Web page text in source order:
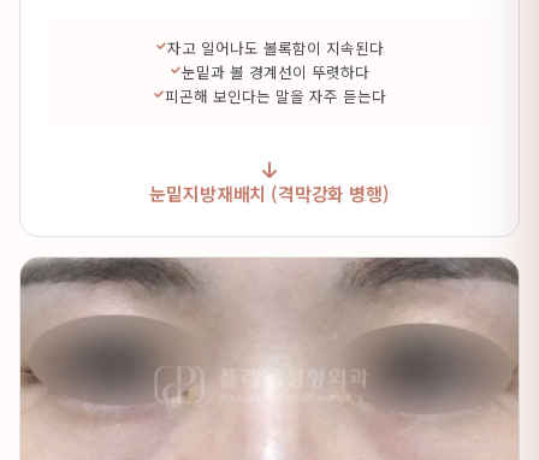
자고 일어나도 볼록함이 지속된다
눈밑과 볼 경계선이 뚜렷하다
피곤해 보인다는 말을 자주 듣는다
눈밑지방재배치 (격막강화 병행)